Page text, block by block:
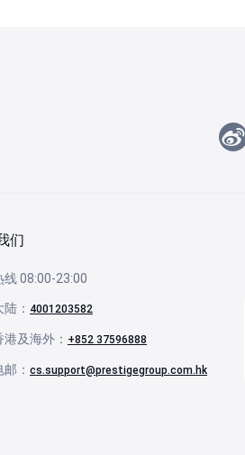
们
线 08:00-23:00
： 4001203582
及海外： +852 37596888
： cs.support@prestigegroup.com.hk